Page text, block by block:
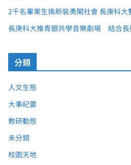
2千名畢業生換新裝勇闖社會 長庚科大
長庚科大推青銀共學音樂劇場 結合長
分類
人文生態
大事紀要
教研動態
未分類
校園天地